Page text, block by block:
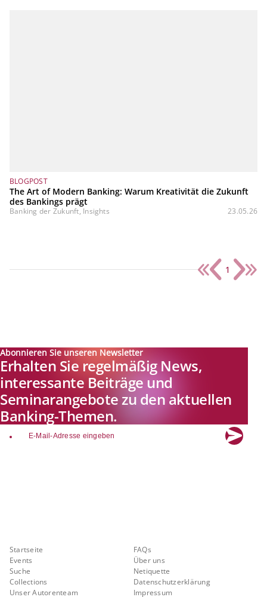
BLOGPOST
The Art of Modern Banking: Warum Kreativität die Zukunft
des Bankings prägt
Banking der Zukunft, Insights 23.05.26
1
Abonnieren Sie unseren Newsletter
Erhalten Sie regelmäßig News,
interessante Beiträge und
Seminarangebote zu den aktuellen
Banking-Themen.
email
Startseite
Events
Suche
Collections
Unser Autorenteam
FAQs
Über uns
Netiquette
Datenschutzerklärung
Impressum